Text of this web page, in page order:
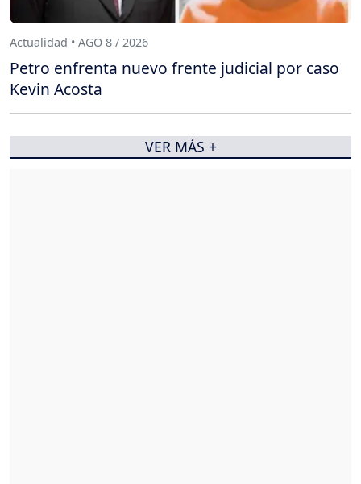
Actualidad • AGO 8 / 2026
Petro enfrenta nuevo frente judicial por caso
Kevin Acosta
VER MÁS +